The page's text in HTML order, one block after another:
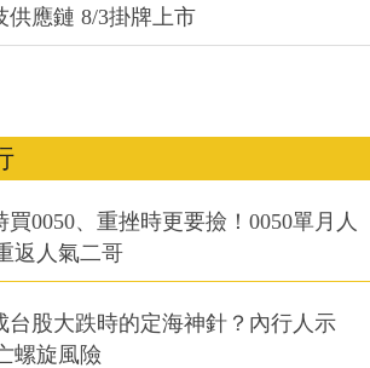
供應鏈 8/3掛牌上市
0050、重挫時更要撿！0050單月人
返人氣二哥
台股大跌時的定海神針？內行人示
螺旋風險